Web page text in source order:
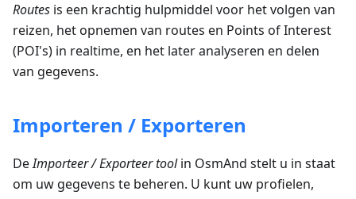
Routes is een krachtig hulpmiddel voor het volgen van
reizen, het opnemen van routes en Points of Interest
(POI's) in realtime, en het later analyseren en delen
van gegevens.
Importeren / Exporteren
DeImporteer / Exporteer toolin OsmAnd stelt u in staat
om uw gegevens te beheren. U kunt uw profielen,